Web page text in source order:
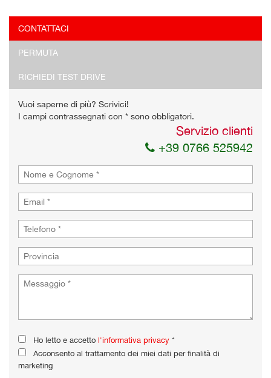
CONTATTACI
PERMUTA
RICHIEDI TEST DRIVE
Vuoi saperne di più? Scrivici!
I campi contrassegnati con * sono obbligatori.
Servizio clienti
+39 0766 525942
Ho letto e accetto l'informativa privacy *
Acconsento al trattamento dei miei dati per finalità di
marketing